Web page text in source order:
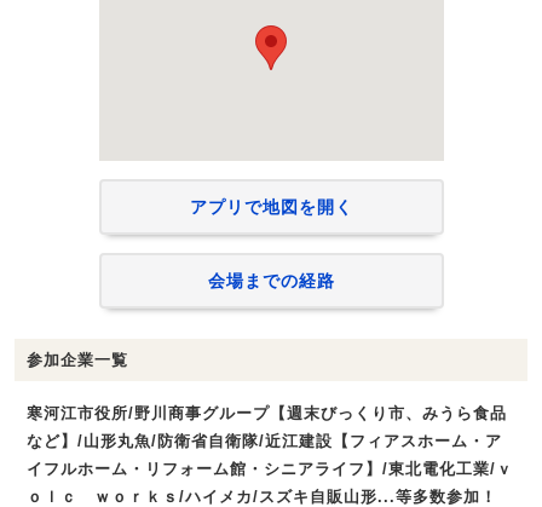
アプリで地図を開く
会場までの経路
参加企業一覧
寒河江市役所/野川商事グループ【週末びっくり市、みうら食品
など】/山形丸魚/防衛省自衛隊/近江建設【フィアスホーム・ア
イフルホーム・リフォーム館・シニアライフ】/東北電化工業/ｖ
ｏｌｃ ｗｏｒｋｓ/ハイメカ/スズキ自販山形...等多数参加！